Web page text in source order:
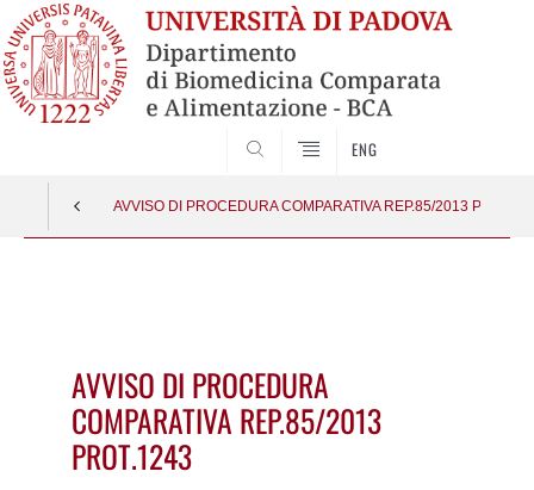
ENG
AVVISO DI PROCEDURA COMPARATIVA REP.85/2013
AVVISO DI PROCEDURA
COMPARATIVA REP.85/2013
PROT.1243